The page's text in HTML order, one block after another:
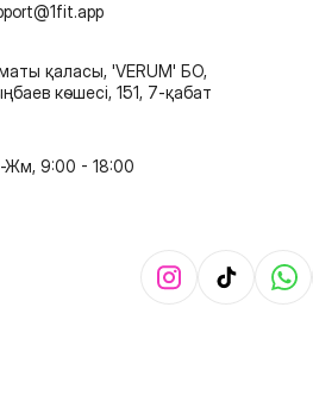
қаласы, 'VERUM' БО,
көшесі, 151, 7-қабат
Жм, 9:00 - 18:00